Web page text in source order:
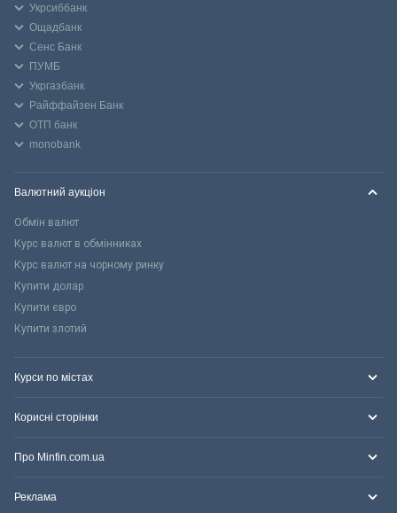
Укрсиббанк
Ощадбанк
Сенс Банк
ПУМБ
Укргазбанк
Райффайзен Банк
ОТП банк
monobank
Валютний аукціон
Обмін валют
Курс валют в обмінниках
Курс валют на чорному ринку
Купити долар
Купити євро
Купити злотий
Курси по містах
Корисні сторінки
Про Minfin.com.ua
Реклама